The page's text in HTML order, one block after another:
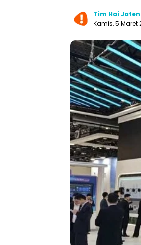
Tim Hai
Kamis, 5 Maret